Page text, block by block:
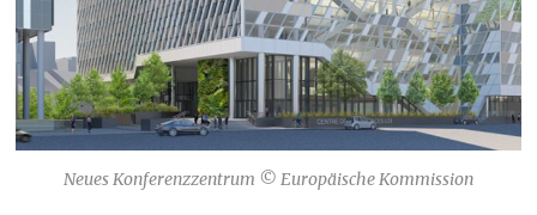
Neues Konferenzzentrum © Europäische Kommission